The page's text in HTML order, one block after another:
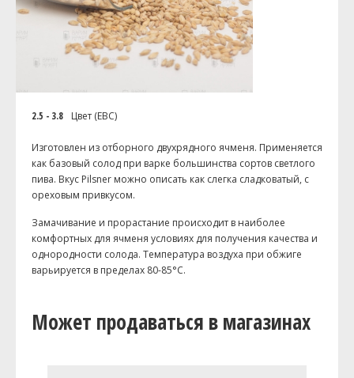
2.5 - 3.8 Цвет (EBC)
Изготовлен из отборного двухрядного ячменя. Применяется
как базовый солод при варке большинства сортов светлого
пива. Вкус Pilsner можно описать как слегка сладковатый, с
ореховым привкусом.
Замачивание и прорастание происходит в наиболее
комфортных для ячменя условиях для получения качества и
однородности солода. Температура воздуха при обжиге
варьируется в пределах 80-85°С.
Может продаваться в магазинах